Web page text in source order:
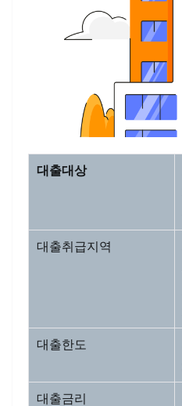
대출대상
대출취급지역
대출한도
대출금리